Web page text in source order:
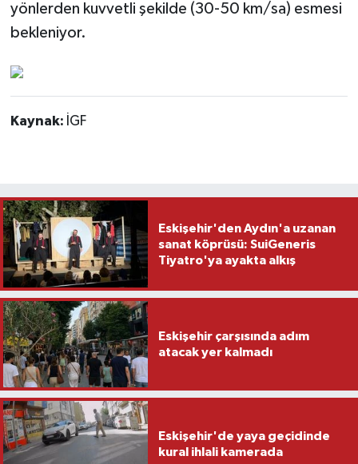
yönlerden kuvvetli şekilde (30-50 km/sa) esmesi
bekleniyor.
Kaynak: İGF
Eskişehir'den Aydın'a uzanan
sanat köprüsü: SuiGeneris
Tiyatro'ya ayakta alkış
Eskişehir çarşısında adım
atacak yer kalmadı
Eskişehir'de yaya geçidinde
kural ihlali kamerada